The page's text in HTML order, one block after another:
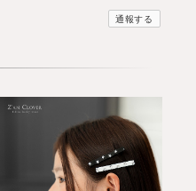
通報する